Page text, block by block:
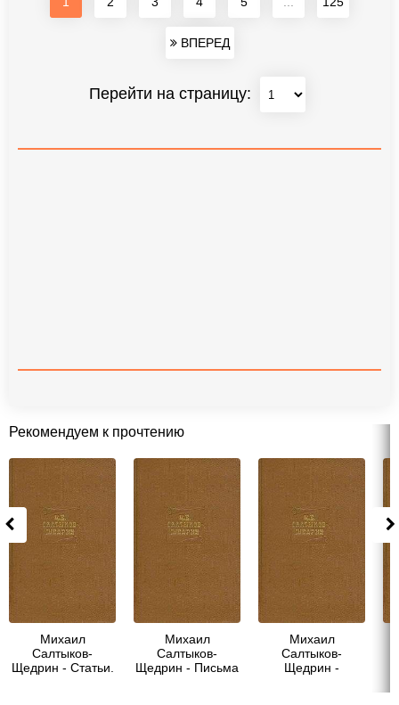
ВПЕРЕД
Перейти на страницу:
Рекомендуем к прочтению
Михаил
Салтыков-
Щедрин - Статьи.
Михаил
Салтыков-
Щедрин - Письма
Михаил
Салтыков-
Щедрин -